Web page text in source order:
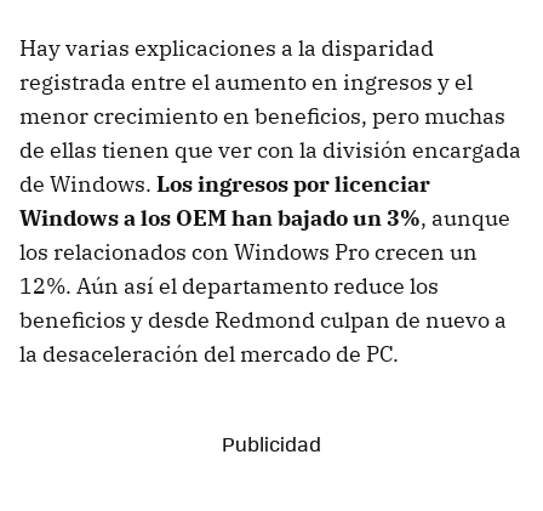
Hay varias explicaciones a la disparidad
registrada entre el aumento en ingresos y el
menor crecimiento en beneficios, pero muchas
de ellas tienen que ver con la división encargada
de Windows. Los ingresos por licenciar
Windows a los OEM han bajado un 3%, aunque
los relacionados con Windows Pro crecen un
12%. Aún así el departamento reduce los
beneficios y desde Redmond culpan de nuevo a
la desaceleración del mercado de PC.